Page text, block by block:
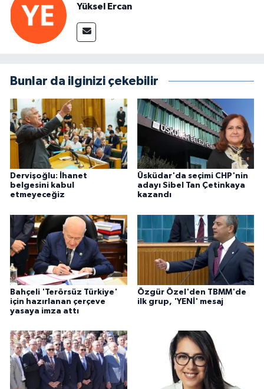
Yüksel Ercan
Bunlar da ilginizi çekebilir
Dervişoğlu: İhanet
belgesini kabul
etmeyeceğiz
Üsküdar'da seçimi CHP'nin
adayı Sibel Tan Çetinkaya
kazandı
Bahçeli 'Terörsüz Türkiye'
için hazırlanan çerçeve
yasaya imza attı
Özgür Özel'den TBMM'de
ilk grup, 'YENİ' mesaj